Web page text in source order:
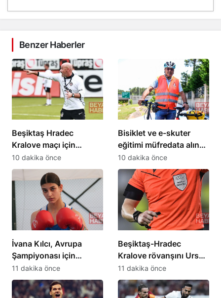
Benzer Haberler
Beşiktaş Hradec
Kralove maçı için
hazırlıklara başladı
10 dakika önce
Bisiklet ve e-skuter
eğitimi müfredata alındı,
bisiklet camiası
destekledi
10 dakika önce
İvana Kılcı, Avrupa
Şampiyonası için
hazırlıklarını sürdürüyor
11 dakika önce
Beşiktaş-Hradec
Kralove rövanşını Urs
Schnyder yönetecek
11 dakika önce